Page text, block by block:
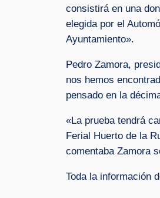
consistirá en una
elegida por el
Ayuntamiento».
Pedro Zamora,
nos hemos
pensado en la
«La prueba tendrá
Ferial Huerto de la
comentaba Zamora
Toda la información